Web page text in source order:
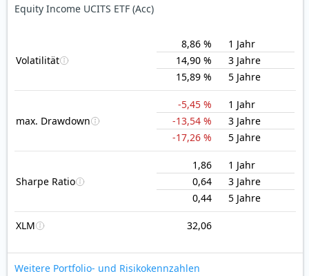
Equity Income UCITS ETF (Acc)
Volatilität
8,86 %
1 Jahr
14,90 %
3 Jahre
15,89 %
5 Jahre
max. Drawdown
-5,45 %
1 Jahr
-13,54 %
3 Jahre
-17,26 %
5 Jahre
Sharpe Ratio
1,86
1 Jahr
0,64
3 Jahre
0,44
5 Jahre
XLM 32,06
Weitere Portfolio- und Risikokennzahlen